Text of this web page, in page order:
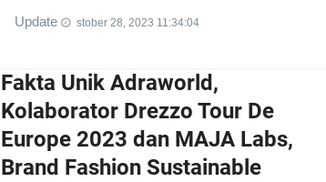
Update stober 28, 2023 11:34:04
Fakta Unik Adraworld,
Kolaborator Drezzo Tour De
Europe 2023 dan MAJA Labs,
Brand Fashion Sustainable